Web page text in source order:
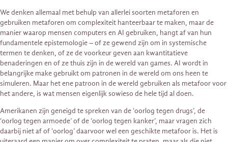
We denken allemaal met behulp van allerlei soorten metaforen en
gebruiken metaforen om complexiteit hanteerbaar te maken, maar de
manier waarop mensen computers en AI gebruiken, hangt af van hun
fundamentele epistemologie – of ze gewend zijn om in systemische
termen te denken, of ze de voorkeur geven aan kwantitatieve
benaderingen en of ze thuis zijn in de wereld van games. AI wordt in
belangrijke make gebruikt om ​​patronen in de wereld om ons heen te
simuleren. Maar het ene patroon in de wereld gebruiken als metafoor voor
het andere, is wat mensen eigenlijk sowieso de hele tijd al doen.
Amerikanen zijn geneigd te spreken van de ‘oorlog tegen drugs’, de
‘oorlog tegen armoede’ of de ‘oorlog tegen kanker’, maar vragen zich
daarbij niet af of ‘oorlog’ daarvoor wel een geschikte metafoor is. Het is